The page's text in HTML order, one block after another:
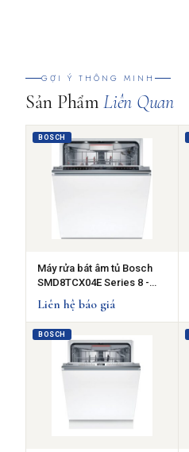
GỢI Ý THÔNG MINH
Sản PhẩmLiên Quan
BOSCH
Máy rửa bát âm tủ Bosch
SMD8TCX04E Series 8 -
Diệt khuẩn - Sấy Zeolith
Liên hệ báo giá
BOSCH